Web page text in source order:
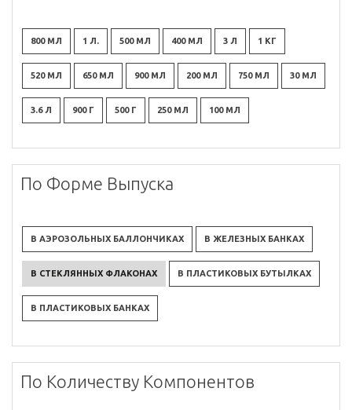
800 МЛ 1 Л. 500 МЛ 400 МЛ 3 Л 1 КГ
520 МЛ 650 МЛ 900 МЛ 200 МЛ 750 МЛ 30 МЛ
3.6 Л 900 Г 500 Г 250 МЛ 100 МЛ
По Форме Выпуска
В АЭРОЗОЛЬНЫХ БАЛЛОНЧИКАХ В ЖЕЛЕЗНЫХ БАНКАХ
В СТЕКЛЯННЫХ ФЛАКОНАХ В ПЛАСТИКОВЫХ БУТЫЛКАХ
В ПЛАСТИКОВЫХ БАНКАХ
По Количеству Компонентов